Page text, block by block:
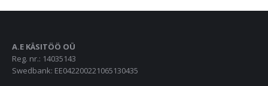
A.E KÄSITÖÖ OÜ
Reg. nr.: 14035143
Swedbank: EE042200221065130435